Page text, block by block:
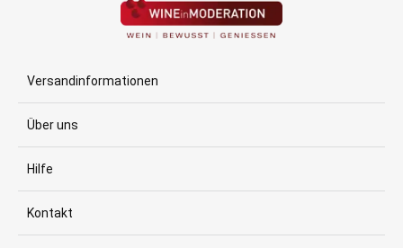
Versandinformationen
Über uns
Hilfe
Kontakt